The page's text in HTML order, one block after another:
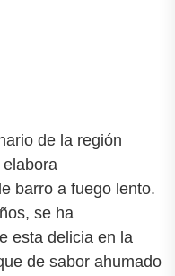
de la región
barro a fuego lento.
se ha
esta delicia en la
de sabor ahumado